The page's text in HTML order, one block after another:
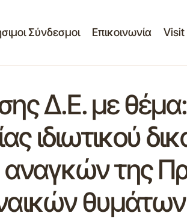
Σύνδεσμοι Επικοινωνία Visit
Δ.Ε. με
ιδιωτικού
αναγκών της
θυμάτων